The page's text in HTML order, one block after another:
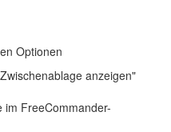
Optionen
anzeigen"
im FreeCommander-